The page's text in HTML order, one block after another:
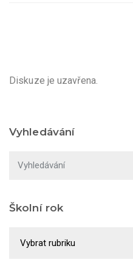
Diskuze je uzavřena.
Vyhledávání
Školní rok
rok